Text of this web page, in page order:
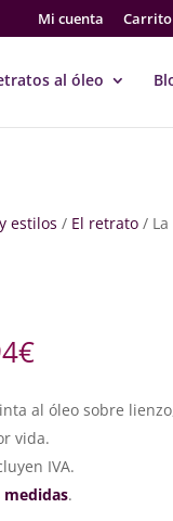
Mi cuenta Carrito
al óleo
estilos / El retrato/ La
€Rango
de
precios:
desde
352€
hasta
594€
al óleo sobre
vida.
IVA.
.